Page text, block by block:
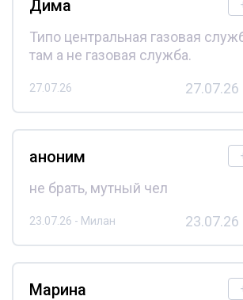
Дима
Типо центральная газовая
там а не газовая служба.
27.07.26 27.07.26
аноним
не брать, мутный чел
23.07.26 - Милан 23.07.26
Марина